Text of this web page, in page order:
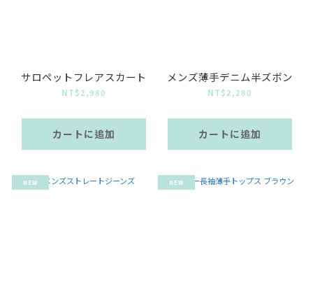
サロペットフレアスカート
NT$2,980
カートに追加
メンズ薄手デニム半ズボン
NT$2,280
カートに追加
NEW NEW